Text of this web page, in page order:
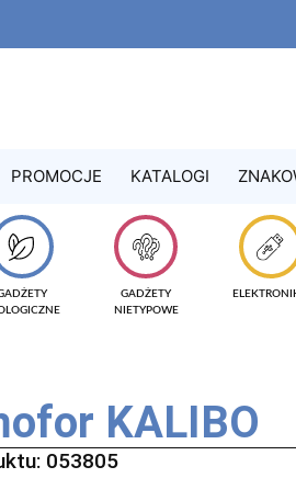
PROMOCJE KATALOGI
GADŻETY
NIETYPOWE
KALIBO
053805